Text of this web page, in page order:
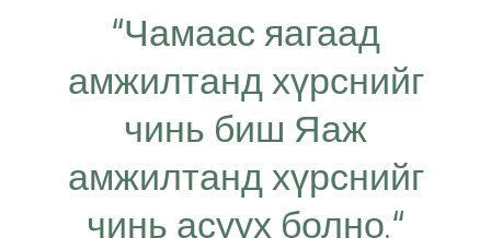
“Чамаас яагаад
амжилтанд хүрснийг
чинь биш Яаж
амжилтанд хүрснийг
чинь асуух болно.“